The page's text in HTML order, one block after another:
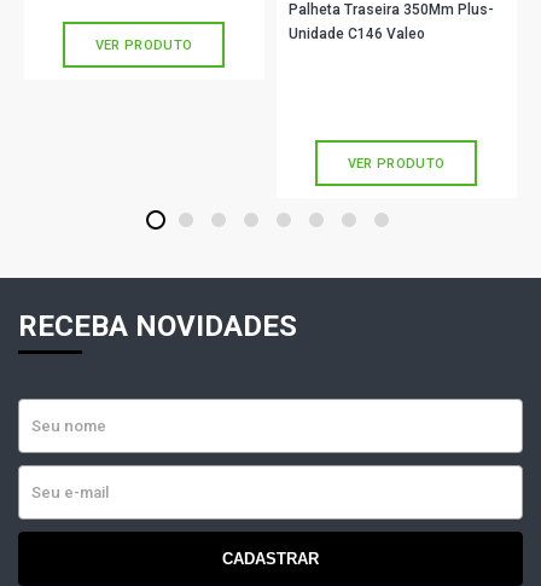
VER PRODUTO
Palheta Traseira 350Mm Plus-
Unidade C146 Valeo
VER PRODUTO
1 2 3 4 5 6 7 8
RECEBA NOVIDADES
CADASTRAR